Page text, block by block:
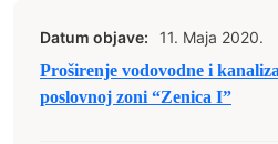
Datum objave:
11. Maja 2020.
Proširenje vodovodne i
poslovnoj zoni “Zenica I”